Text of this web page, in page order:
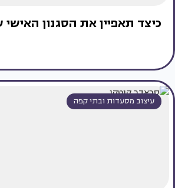
כיצד תאפיין את הסגנון
עיצוב מסעדות ובתי קפה